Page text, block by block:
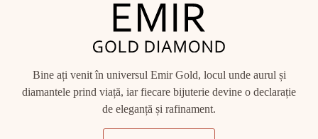
Bine ați venit în universul Emir Gold, locul unde aurul și
diamantele prind viață, iar fiecare bijuterie devine o declarație
de eleganță și rafinament.